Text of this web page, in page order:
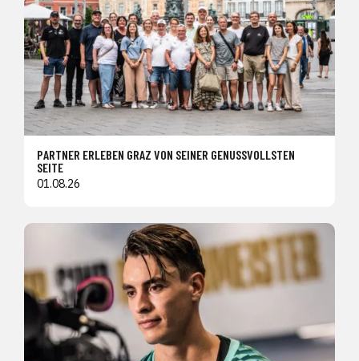
PARTNER ERLEBEN GRAZ VON SEINER GENUSSVOLLSTEN
SEITE
01.08.26